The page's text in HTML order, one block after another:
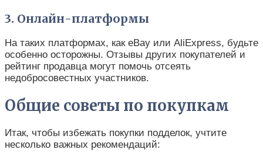
3. Онлайн-платформы
На таких платформах, как eBay или AliExpress, будьте
особенно осторожны. Отзывы других покупателей и
рейтинг продавца могут помочь отсеять
недобросовестных участников.
Общие советы по покупкам
Итак, чтобы избежать покупки подделок, учтите
несколько важных рекомендаций: